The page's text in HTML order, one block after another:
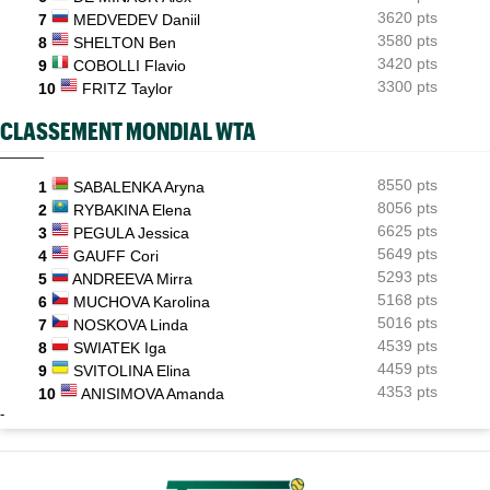
7
MEDVEDEV Daniil
3620 pts
8
SHELTON Ben
3580 pts
9
COBOLLI Flavio
3420 pts
10
FRITZ Taylor 3300 pts
CLASSEMENT MONDIAL WTA
1 SABALENKA Aryna
8550 pts
2
RYBAKINA Elena
8056 pts
3
PEGULA Jessica
6625 pts
4
GAUFF Cori
5649 pts
5
ANDREEVA Mirra
5293 pts
6
MUCHOVA Karolina
5168 pts
7
NOSKOVA Linda
5016 pts
8
SWIATEK Iga
4539 pts
9
SVITOLINA Elina
4459 pts
10
ANISIMOVA Amanda 4353 pts
-